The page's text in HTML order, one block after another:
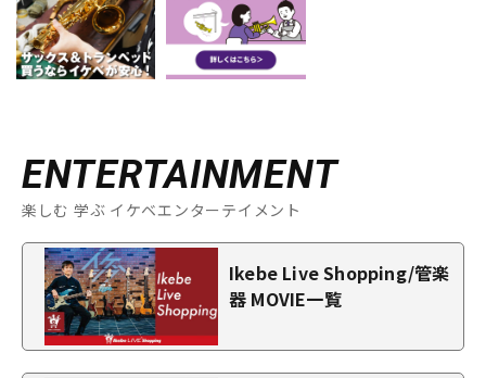
ENTERTAINMENT
楽しむ 学ぶ イケベエンターテイメント
Ikebe Live Shopping/管楽
器 MOVIE一覧